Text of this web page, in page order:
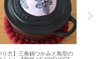
り方】三角鍋つかみと鳥型の